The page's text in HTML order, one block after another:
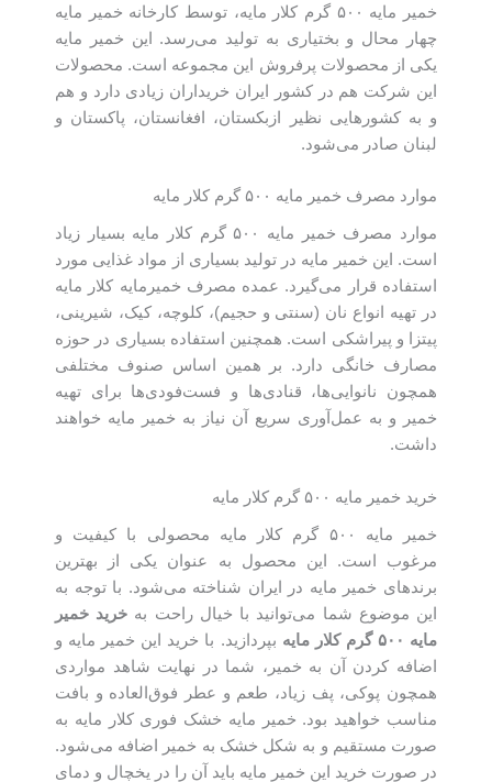
خمیر مایه ۵۰۰ گرم کلار مایه، توسط کارخانه خمیر مایه
چهار محال و بختیاری به تولید می‌رسد. این خمیر مایه
یکی از محصولات پرفروش این مجموعه است. محصولات
این شرکت هم در کشور ایران خریداران زیادی دارد و هم
و به کشورهایی نظیر ازبکستان، افغانستان، پاکستان و
لبنان صادر می‌شود.
موارد مصرف خمیر مایه ۵۰۰ گرم کلار مایه
موارد مصرف خمیر مایه ۵۰۰ گرم کلار مایه بسیار زیاد
است. این خمیر مایه در توليد بسياری از مواد غذایی مورد
استفاده قرار می‌گیرد. عمده مصرف خميرمايه کلار مایه
در تهيه انواع نان (سنتی و حجيم)، کلوچه، کیک، شيرینی‌،
پیتزا و پیراشکی است. همچنین استفاده بسیاری در حوزه
مصارف خانگی دارد. بر همین اساس صنوف مختلفی
همچون نانوایی‌ها، قنادی‌ها و فست‌فودی‌ها برای تهیه
خمیر و به عمل‌آوری سریع آن نیاز به خمیر مایه خواهند
داشت.
خرید خمیر مایه ۵۰۰ گرم کلار مایه
خمیر مایه ۵۰۰ گرم کلار مایه محصولی با کیفیت و
مرغوب است. این محصول به عنوان یکی از بهترین
برندهای خمیر مایه‌ در ایران شناخته می‌شود. با توجه به
این موضوع شما می‌توانید با خیال راحت به خرید خمیر
مایه ۵۰۰ گرم کلار مایه بپردازید. با خرید این خمیر مایه و
اضافه کردن آن به خمیر، شما در نهایت شاهد مواردی
همچون پوکی، پف زیاد، طعم و عطر فوق‌العاده و بافت
مناسب خواهید بود. خمیر مایه خشک فوری کلار مایه به
صورت مستقیم و به شکل خشک به خمیر اضافه می‌شود.
در صورت خرید این خمیر مایه باید آن را در یخچال و دمای